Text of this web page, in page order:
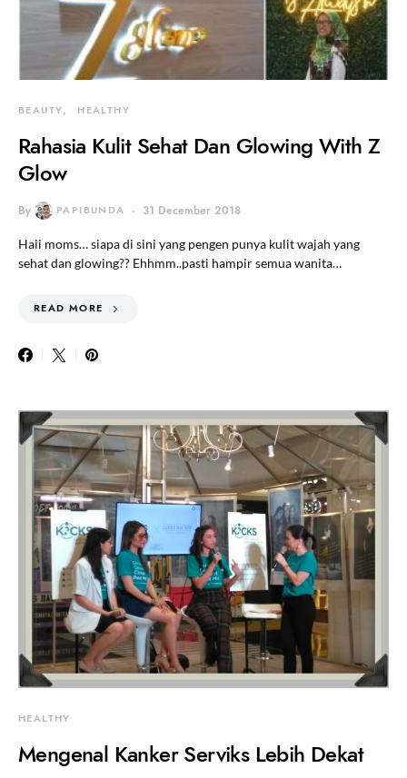
BEAUTY HEALTHY
Rahasia Kulit Sehat Dan Glowing With Z
Glow
By PAPIBUNDA 31 December 2018
Haii moms… siapa di sini yang pengen punya kulit wajah yang
sehat dan glowing?? Ehhmm..pasti hampir semua wanita…
READ MORE
HEALTHY
Mengenal Kanker Serviks Lebih Dekat